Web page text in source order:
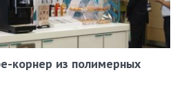
корнер из полимерных